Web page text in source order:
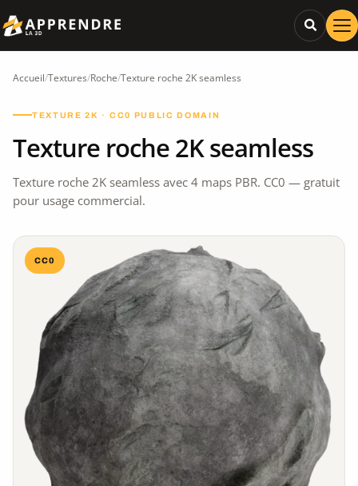
Accueil/Textures/Roche/Texture roche 2K seamless
TEXTURE 2K · CC0 PUBLIC DOMAIN
Texture roche 2K seamless
Texture roche 2K seamless avec 4 maps PBR. CC0 — gratuit
pour usage commercial.
CC0